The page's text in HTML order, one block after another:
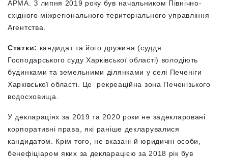
АРМА. З липня 2019 року був начальником Північно-
східного міжрегіонального територіального управління
Агентства.
Статки: кандидат та його дружина (суддя
Господарського суду Харківської області) володіють
будинками та земельними ділянками у селі Печеніги
Харківської області. Це рекреаційна зона Печенізького
водосховища.
У деклараціях за 2019 та 2020 роки не задекларовані
корпоративні права, які раніше декларувалися
кандидатом. Крім того, не вказані й юридичні особи,
бенефіціаром яких за декларацією за 2018 рік був